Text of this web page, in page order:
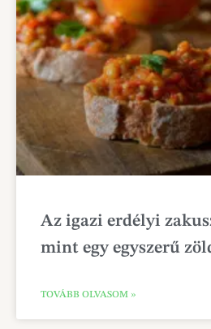
Az igazi erdélyi
mint egy egyszerű
TOVÁBB OLVASOM »